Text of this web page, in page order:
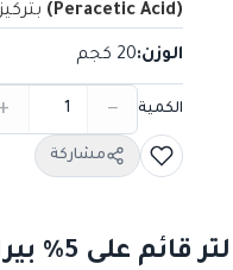
(Peracetic Acid)
بتركيز
الوزن:20 كجم
الكمية −
+
مشاركة